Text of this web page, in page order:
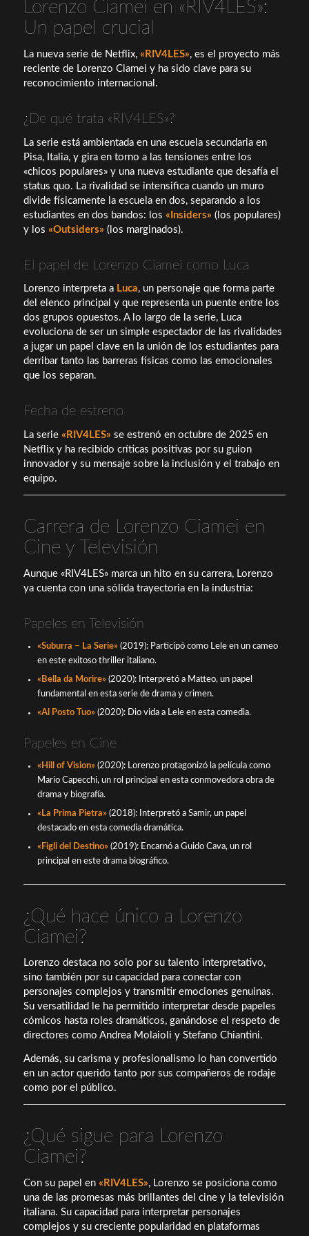
Lorenzo Ciamei en «RIV4LES»:
Un papel crucial
La nueva serie de Netflix, «RIV4LES», es el proyecto más
reciente de Lorenzo Ciamei y ha sido clave para su
reconocimiento internacional.
¿De qué trata «RIV4LES»?
La serie está ambientada en una escuela secundaria en
Pisa, Italia, y gira en torno a las tensiones entre los
«chicos populares» y una nueva estudiante que desafía el
status quo. La rivalidad se intensifica cuando un muro
divide físicamente la escuela en dos, separando a los
estudiantes en dos bandos: los «Insiders» (los populares)
y los «Outsiders» (los marginados).
El papel de Lorenzo Ciamei como Luca
Lorenzo interpreta a Luca, un personaje que forma parte
del elenco principal y que representa un puente entre los
dos grupos opuestos. A lo largo de la serie, Luca
evoluciona de ser un simple espectador de las rivalidades
a jugar un papel clave en la unión de los estudiantes para
derribar tanto las barreras físicas como las emocionales
que los separan.
Fecha de estreno
La serie «RIV4LES» se estrenó en octubre de 2025 en
Netflix y ha recibido críticas positivas por su guion
innovador y su mensaje sobre la inclusión y el trabajo en
equipo.
Carrera de Lorenzo Ciamei en
Cine y Televisión
Aunque «RIV4LES» marca un hito en su carrera, Lorenzo
ya cuenta con una sólida trayectoria en la industria:
Papeles en Televisión
«Suburra – La Serie»(2019): Participó como Lele en un cameo
en este exitoso thriller italiano.
«Bella da Morire»(2020): Interpretó a Matteo, un papel
fundamental en esta serie de drama y crimen.
«Al Posto Tuo»(2020): Dio vida a Lele en esta comedia.
Papeles en Cine
«Hill of Vision»(2020): Lorenzo protagonizó la película como
Mario Capecchi, un rol principal en esta conmovedora obra de
drama y biografía.
«La Prima Pietra»(2018): Interpretó a Samir, un papel
destacado en esta comedia dramática.
«Figli del Destino»(2019): Encarnó a Guido Cava, un rol
principal en este drama biográfico.
¿Qué hace único a Lorenzo
Ciamei?
Lorenzo destaca no solo por su talento interpretativo,
sino también por su capacidad para conectar con
personajes complejos y transmitir emociones genuinas.
Su versatilidad le ha permitido interpretar desde papeles
cómicos hasta roles dramáticos, ganándose el respeto de
directores como Andrea Molaioli y Stefano Chiantini.
Además, su carisma y profesionalismo lo han convertido
en un actor querido tanto por sus compañeros de rodaje
como por el público.
¿Qué sigue para Lorenzo
Ciamei?
Con su papel en «RIV4LES», Lorenzo se posiciona como
una de las promesas más brillantes del cine y la televisión
italiana. Su capacidad para interpretar personajes
complejos y su creciente popularidad en plataformas